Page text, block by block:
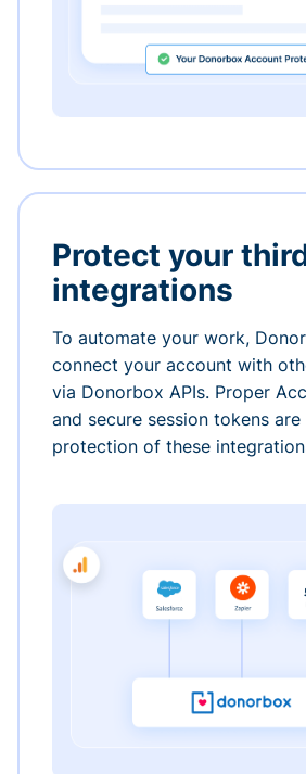
Protect your
integrations
To automate your work,
connect your account with
via Donorbox APIs. Proper
and secure session tokens
protection of these